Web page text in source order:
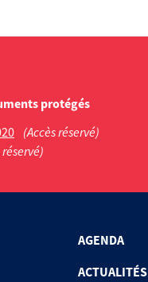
protégés
(Accès réservé)
réservé)
AGENDA
ACTUALITÉS